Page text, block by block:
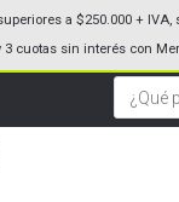
a $250.000 +
3 cuotas sin interés con